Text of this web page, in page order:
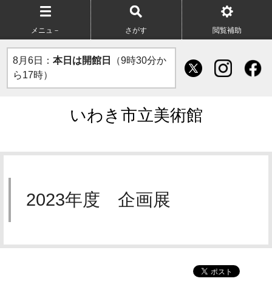
メニュ－ さがす 閲覧補助
8月6日： 本日は開館日
（9時30分か
ら17時）
いわき市立美術館
2023年度 企画展